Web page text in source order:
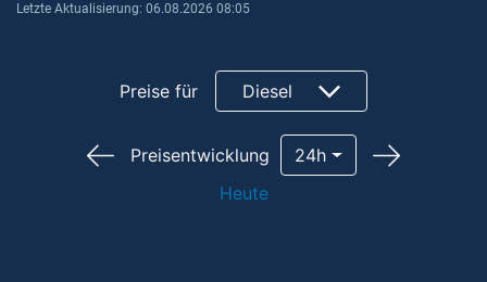
Letzte Aktualisierung: 06.08.2026 08:05
Preise für Diesel
Preisentwicklung
24h
Heute